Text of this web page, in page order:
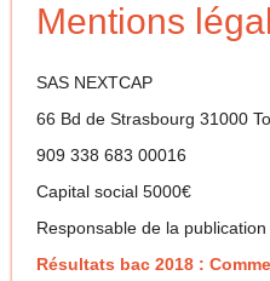
Mentions
SAS NEXTCAP
66 Bd de Strasbourg 31000
909 338 683 00016
Capital social 5000€
Responsable de la
Résultats bac 2018 :